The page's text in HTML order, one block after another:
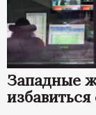
Западные